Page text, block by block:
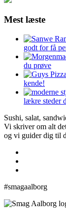
Mest læste
godt for få
du prøve
kende!
lækre steder
Sushi, salat,
Vi skriver om alt
og vi guider dig til
#smagaalborg